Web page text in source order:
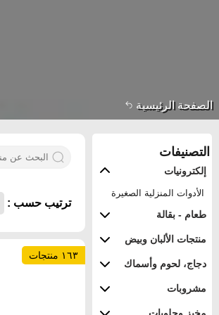
الصفحة الرئيسية
التصنيفات
إلكترونيات
الأدوات المنزلية الصغيرة
طعام - بقالة
منتجات الألبان وبيض
دجاج، لحوم وأسماك
مشروبات
ترتيب حسب :
١٦٣ منتجات